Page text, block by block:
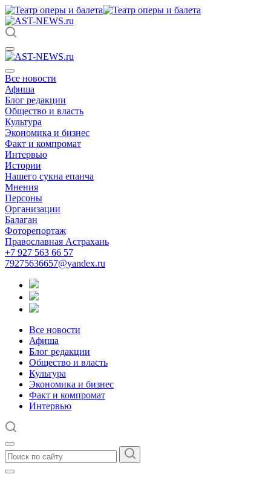
Все новости
Афиша
Блог редакции
Общество и власть
Культура
Экономика и бизнес
Факт и компромат
Интервью
Истории
Нашего сукна епанча
Мнения
Персоны
Организации
Балаган
Фоторепортаж
Православная Астрахань
+7 927 563 66 57
79275636657@yandex.ru
Все новости
Афиша
Блог редакции
Общество и власть
Культура
Экономика и бизнес
Факт и компромат
Интервью